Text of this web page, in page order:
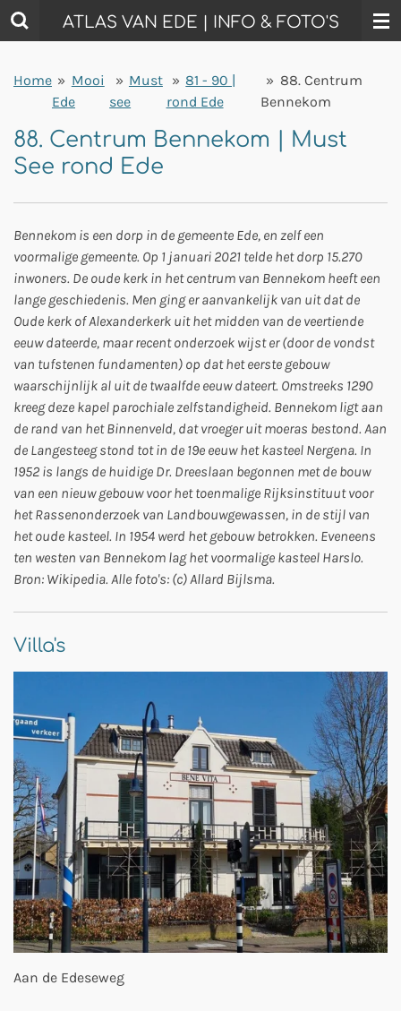
Ga
direct
de
hoofdinhoud
ATLAS VAN EDE | INFO & FOTO'S
Home » Mooi
Ede
» Must
see
» 81 - 90 |
rond Ede
» 88. Centrum
Bennekom
88. Centrum Bennekom | Must
See rond Ede
Bennekom is een dorp in de gemeente Ede, en zelf een
voormalige gemeente. Op 1 januari 2021 telde het dorp 15.270
inwoners. De oude kerk in het centrum van Bennekom heeft een
lange geschiedenis. Men ging er aanvankelijk van uit dat de
Oude kerk of Alexanderkerk uit het midden van de veertiende
eeuw dateerde, maar recent onderzoek wijst er (door de vondst
van tufstenen fundamenten) op dat het eerste gebouw
waarschijnlijk al uit de twaalfde eeuw dateert. Omstreeks 1290
kreeg deze kapel parochiale zelfstandigheid. Bennekom ligt aan
de rand van het Binnenveld, dat vroeger uit moeras bestond. Aan
de Langesteeg stond tot in de 19e eeuw het kasteel Nergena. In
1952 is langs de huidige Dr. Dreeslaan begonnen met de bouw
van een nieuw gebouw voor het toenmalige Rijksinstituut voor
het Rassenonderzoek van Landbouwgewassen, in de stijl van
het oude kasteel. In 1954 werd het gebouw betrokken. Eveneens
ten westen van Bennekom lag het voormalige kasteel Harslo.
Bron: Wikipedia. Alle foto's: (c) Allard Bijlsma.
Villa's
Aan de Edeseweg